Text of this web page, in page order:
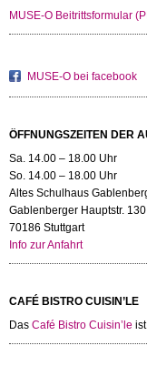
MUSE-O Beitrittsformular
MUSE-O bei facebook
ÖFFNUNGSZEITEN DER
Sa. 14.00 – 18.00 Uhr
So. 14.00 – 18.00 Uhr
Altes Schulhaus
Gablenberger Hauptstr. 130
70186 Stuttgart
Info zur Anfahrt
CAFÉ BISTRO CUISIN’LE
Das Café Bistro Cuisin’le